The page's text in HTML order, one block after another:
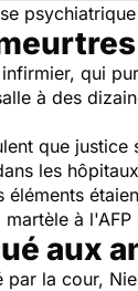
qui
à des
que
les
éléments
martèle à
aux
par la cour,